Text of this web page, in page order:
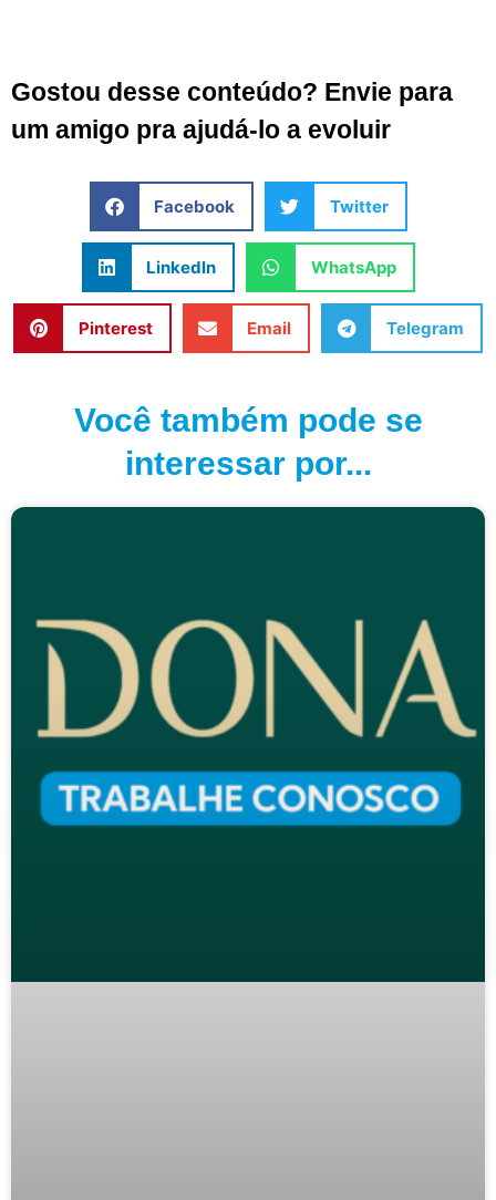
Gostou desse conteúdo? Envie para
um amigo pra ajudá-lo a evoluir
Facebook Twitter
LinkedIn WhatsApp
Pinterest Email Telegram
Você também pode se
interessar por...